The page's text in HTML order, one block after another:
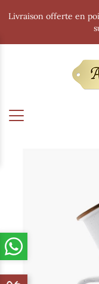
Livraison offerte en